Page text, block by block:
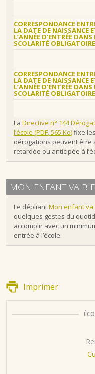
CORRESPONDANCE
LA DATE DE NAISSANCE
L’ANNÉE D’ENTRÉE DANS
SCOLARITÉ OBLIGATOIRE
CORRESPONDANCE
LA DATE DE NAISSANCE
L’ANNÉE D’ENTRÉE DANS
SCOLARITÉ OBLIGATOIRE
LaDirective n° 144
l’école (PDF, 565 Ko)fixe
dérogations peuvent être
retardée ou anticipée à
MON ENFANT VA
Le dépliantMon enfant va
quelques gestes du
accomplir avec un
entrée à l’école.
Imprimer